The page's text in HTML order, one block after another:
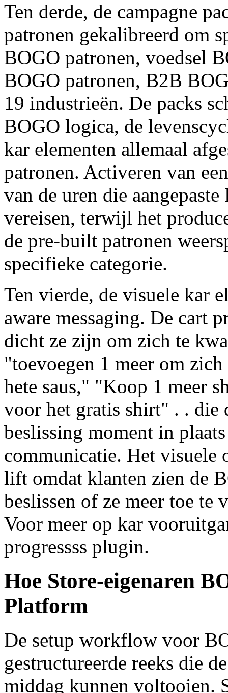
Ten derde, de campagne
patronen gekalibreerd om
BOGO patronen, voedsel
BOGO patronen, B2B
19 industrieën. De packs
BOGO logica, de
kar elementen allemaal
patronen. Activeren van
van de uren die
vereisen, terwijl het
de pre-built patronen
specifieke categorie.
Ten vierde, de visuele kar
aware messaging. De cart
dicht ze zijn om zich te
"toevoegen 1 meer om
hete saus," "Koop 1 meer
voor het gratis shirt" . . die
beslissing moment in
communicatie. Het visuele
lift omdat klanten zien de
beslissen of ze meer toe te
Voor meer op kar
progressss plugin.
Hoe Store-eigenaren
Platform
De setup workflow voor
gestructureerde reeks die
middag kunnen voltooien.